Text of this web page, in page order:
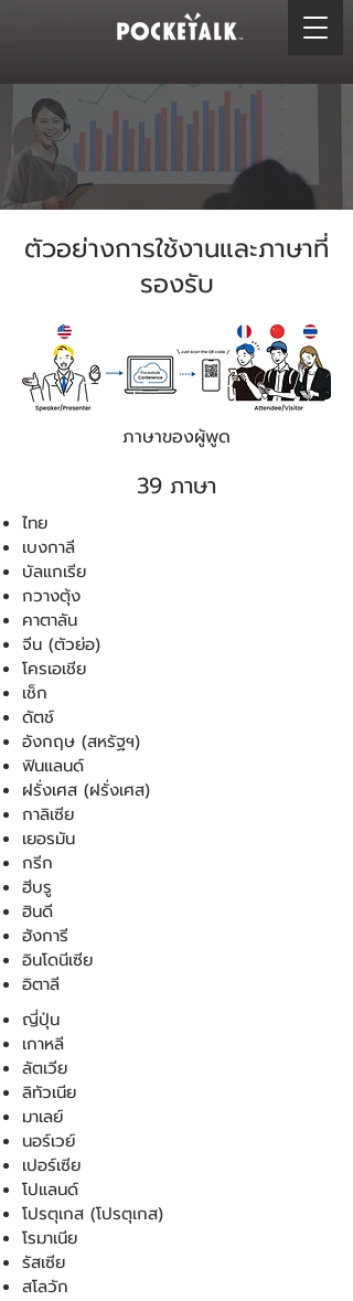
ตัวอย่างการใช้งานและภาษาที่
รองรับ
ภาษาของผู้พูด
39 ภาษา
ไทย
เบงกาลี
บัลแกเรีย
กวางตุ้ง
คาตาลัน
จีน (ตัวย่อ)
โครเอเชีย
เช็ก
ดัตช์
อังกฤษ (สหรัฐฯ)
ฟินแลนด์
ฝรั่งเศส (ฝรั่งเศส)
กาลิเซีย
เยอรมัน
กรีก
ฮีบรู
ฮินดี
ฮังการี
อินโดนีเซีย
อิตาลี
ญี่ปุ่น
เกาหลี
ลัตเวีย
ลิทัวเนีย
มาเลย์
นอร์เวย์
เปอร์เซีย
โปแลนด์
โปรตุเกส (โปรตุเกส)
โรมาเนีย
รัสเซีย
สโลวัก